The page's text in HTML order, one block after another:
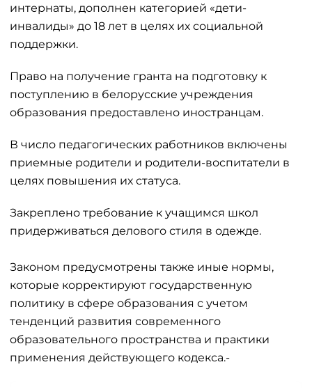
интернаты, дополнен категорией «дети-
инвалиды» до 18 лет в целях их социальной
поддержки.
Право на получение гранта на подготовку к
поступлению в белорусские учреждения
образования предоставлено иностранцам.
В число педагогических работников включены
приемные родители и родители-воспитатели в
целях повышения их статуса.
Закреплено требование к учащимся школ
придерживаться делового стиля в одежде.
Законом предусмотрены также иные нормы,
которые корректируют государственную
политику в сфере образования с учетом
тенденций развития современного
образовательного пространства и практики
применения действующего кодекса.-